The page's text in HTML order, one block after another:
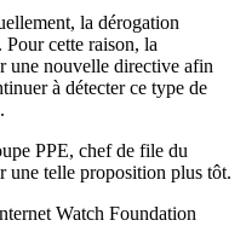
la dérogation
cette raison, la
une nouvelle directive afin
à détecter ce type de
PPE, chef de file du
une telle proposition plus tôt.
Watch Foundation